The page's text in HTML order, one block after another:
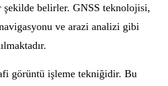
şekilde belirler. GNSS teknolojisi,
ve arazi analizi gibi
görüntü işleme tekniğidir. Bu